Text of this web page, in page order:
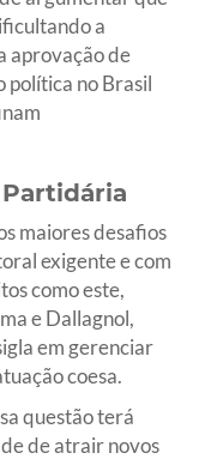
a
aprovação de
política no Brasil
maiores desafios
exigente e com
como este,
e Dallagnol,
em gerenciar
coesa.
questão terá
de atrair novos